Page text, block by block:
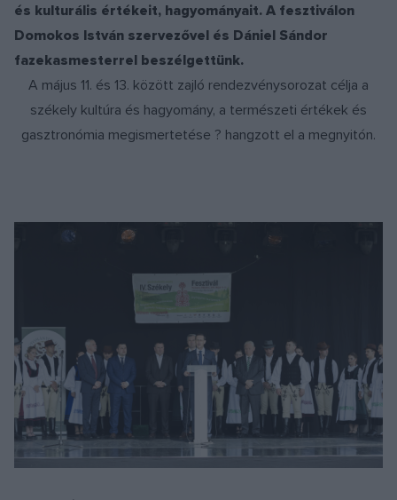
és kulturális értékeit, hagyományait. A fesztiválon
Domokos István szervezővel és Dániel Sándor
fazekasmesterrel beszélgettünk.
A május 11. és 13. között zajló rendezvénysorozat célja a
székely kultúra és hagyomány, a természeti értékek és
gasztronómia megismertetése ? hangzott el a megnyitón.